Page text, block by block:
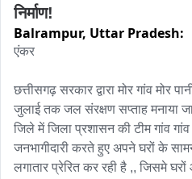
निर्माण!
Balrampur, Uttar Pradesh:
एंकर
छत्तीसगढ़ सरकार द्वारा मोर गांव मोर
जुलाई तक जल संरक्षण सप्ताह मनाया
जिले में जिला प्रशासन की टीम गांव
जनभागीदारी करते हुए अपने घरों के
लगातार प्रेरित कर रही है ,, जिसमे